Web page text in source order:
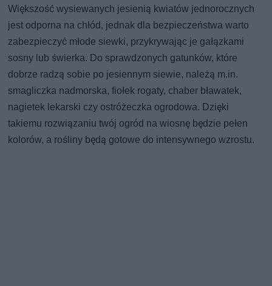
Większość wysiewanych jesienią kwiatów jednorocznych
jest odporna na chłód, jednak dla bezpieczeństwa warto
zabezpieczyć młode siewki, przykrywając je gałązkami
sosny lub świerka. Do sprawdzonych gatunków, które
dobrze radzą sobie po jesiennym siewie, należą m.in.
smagliczka nadmorska, fiołek rogaty, chaber bławatek,
nagietek lekarski czy ostróżeczka ogrodowa. Dzięki
takiemu rozwiązaniu twój ogród na wiosnę będzie pełen
kolorów, a rośliny będą gotowe do intensywnego wzrostu.